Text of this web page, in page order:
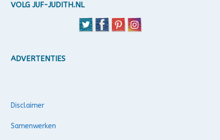
VOLG JUF-JUDITH.NL
ADVERTENTIES
Disclaimer
Samenwerken